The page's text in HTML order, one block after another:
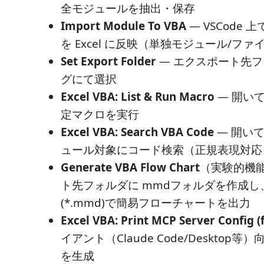
全モジュールを抽出・保存
Import Module To VBA— VSCode 上
を Excel に反映（単独モジュール/ファ
Set Export Folder— エクスポート先
グにて選択
Excel VBA: List & Run Macro — 開い
定マクロを実行
Excel VBA: Search VBA Code— 開い
ュール対象にコード検索（正規表現対
Generate VBA Flow Chart （実験的
ト先フォルダに mmdフォルダを作成
(*.mmd)で簡易フローチャートを出力
Excel VBA: Print MCP Server Config
イアント（Claude Code/Desktop等）
を生成